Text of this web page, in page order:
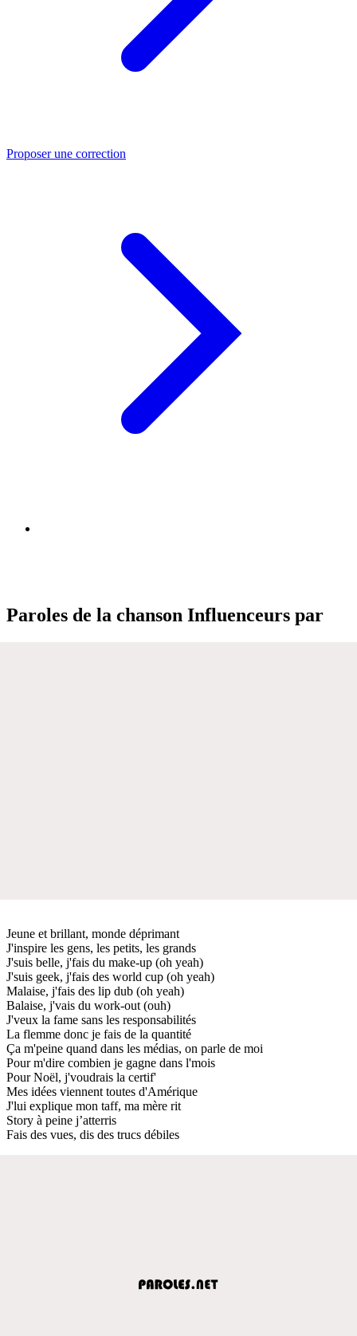
Proposer une correction
Paroles de la chanson Influenceurs par
Jeune et brillant, monde déprimant
J'inspire les gens, les petits, les grands
J'suis belle, j'fais du make-up (oh yeah)
J'suis geek, j'fais des world cup (oh yeah)
Malaise, j'fais des lip dub (oh yeah)
Balaise, j'vais du work-out (ouh)
J'veux la fame sans les responsabilités
La flemme donc je fais de la quantité
Ça m'peine quand dans les médias, on parle de moi
Pour m'dire combien je gagne dans l'mois
Pour Noël, j'voudrais la certif'
Mes idées viennent toutes d'Amérique
J'lui explique mon taff, ma mère rit
Story à peine j’atterris
Fais des vues, dis des trucs débiles